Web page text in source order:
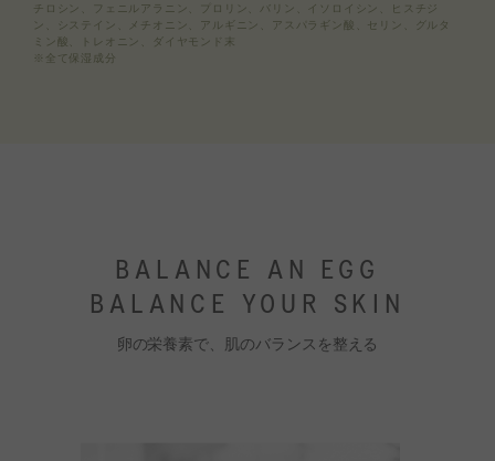
チロシン、フェニルアラニン、プロリン、バリン、イソロイシン、ヒスチジ
ン、システイン、メチオニン、アルギニン、アスパラギン酸、セリン、グルタ
ミン酸、トレオニン、ダイヤモンド末
※全て保湿成分​
BALANCE AN EGG
BALANCE YOUR SKIN
卵の栄養素で、肌のバランスを整える